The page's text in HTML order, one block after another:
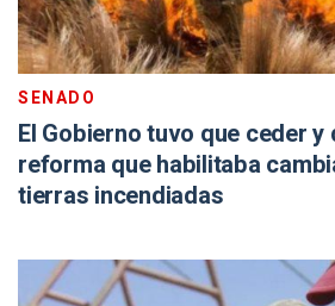
SENADO
El Gobierno tuvo que ceder
reforma que habilitaba
tierras incendiadas